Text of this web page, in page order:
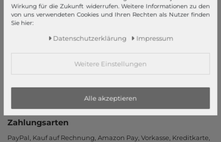
Informationen
Kontakt
Rücksendung
Newsletter
Zahlungsarten
PayPal, Kauf auf Rechnung, Amazon Pay, Vor­kasse, Kredit­karte,
Wirkung für die Zukunft widerrufen. Weitere Informationen zu den
von uns verwendeten Cookies und Ihren Rechten als Nutzer finden
Sie hier:
Daten­schutz­erklärung Impressum
Weitere Einstellungen
Alle akzeptieren